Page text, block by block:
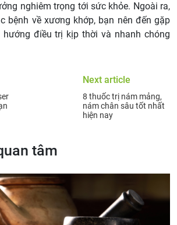
nghiêm trọng tới sức khỏe. Ngoài ra,
bệnh về xương khớp, bạn nên đến gặp
điều trị kịp thời và nhanh chóng
Next article
8 thuốc trị nám mảng,
nám chân sâu tốt nhất
hiện nay
tâm